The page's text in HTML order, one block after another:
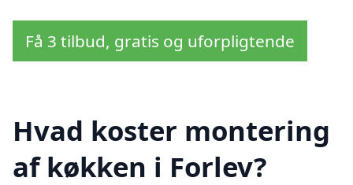
Få 3 tilbud, gratis og uforpligtende
Hvad koster montering
af køkken i Forlev?